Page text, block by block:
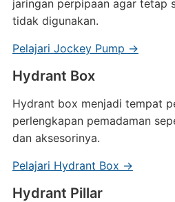
jaringan perpipaan agar tetap
tidak digunakan.
Pelajari Jockey Pump →
Hydrant Box
Hydrant box menjadi tempat
perlengkapan pemadaman
dan aksesorinya.
Pelajari Hydrant Box →
Hydrant Pillar